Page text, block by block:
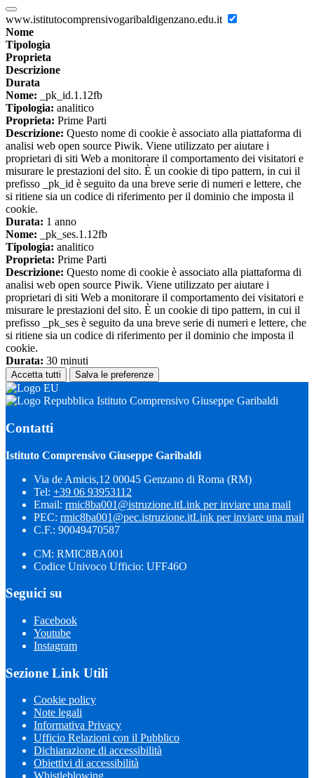
www.istitutocomprensivogaribaldigenzano.edu.it
Nome
Tipologia
Proprieta
Descrizione
Durata
Nome: _pk_id.1.12fb
Tipologia: analitico
Proprieta: Prime Parti
Descrizione: Questo nome di cookie è associato alla piattaforma di
analisi web open source Piwik. Viene utilizzato per aiutare i
proprietari di siti Web a monitorare il comportamento dei visitatori e
misurare le prestazioni del sito. È un cookie di tipo pattern, in cui il
prefisso _pk_id è seguito da una breve serie di numeri e lettere, che
si ritiene sia un codice di riferimento per il dominio che imposta il
cookie.
Durata: 1 anno
Nome: _pk_ses.1.12fb
Tipologia: analitico
Proprieta: Prime Parti
Descrizione: Questo nome di cookie è associato alla piattaforma di
analisi web open source Piwik. Viene utilizzato per aiutare i
proprietari di siti Web a monitorare il comportamento dei visitatori e
misurare le prestazioni del sito. È un cookie di tipo pattern, in cui il
prefisso _pk_ses è seguito da una breve serie di numeri e lettere, che
si ritiene sia un codice di riferimento per il dominio che imposta il
cookie.
Durata: 30 minuti
Accetta tutti Salva le preferenze
Istituto Comprensivo Giuseppe Garibaldi
Contatti
Istituto Comprensivo Giuseppe Garibaldi
Via de Amicis,12 00045 Genzano di Roma (RM)
Tel: +39 06 93953112
Email: rmic8ba001@istruzione.itLink per inviare una mail
PEC: rmic8ba001@pec.istruzione.itLink per inviare una mail
C.F.: 90049470587
CM: RMIC8BA001
Codice Univoco Ufficio: UFF46O
Seguici su
Facebook
Youtube
Instagram
Sezione Link Utili
Cookie policy
Note legali
Informativa Privacy
Ufficio Relazioni con il Pubblico
Dichiarazione di accessibilità
Obiettivi di accessibilità